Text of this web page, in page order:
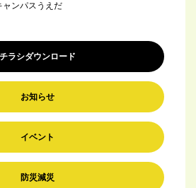
ャンパスうえだ
チラシダウンロード
お知らせ
イベント
防災減災